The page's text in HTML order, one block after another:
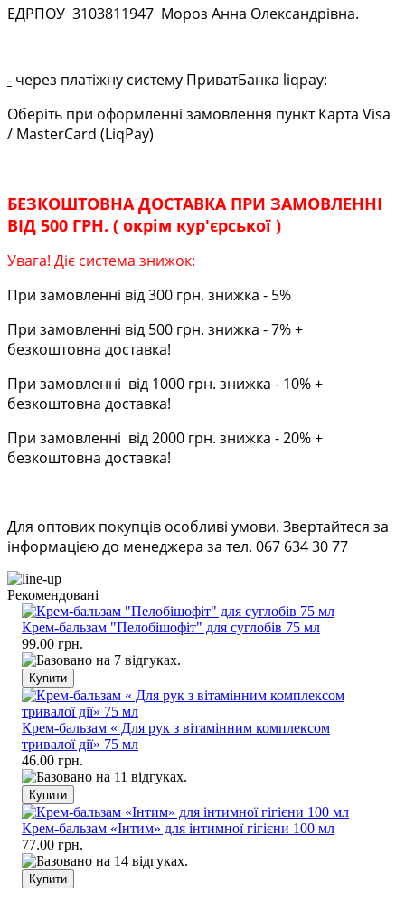
ЕДРПОУ 3103811947 Мороз Анна Олександрівна.
- через платіжну систему ПриватБанка liqpay:
Оберіть при оформленні замовлення пункт Карта Visa
/ MasterCard (LiqPay)
БЕЗКОШТОВНА ДОСТАВКА ПРИ ЗАМОВЛЕННІ
ВІД 500 ГРН. ( окрім кур'єрської )
Увага! Діє система знижок:
При замовленні від 300 грн. знижка - 5%
При замовленні від 500 грн. знижка - 7% +
безкоштовна доставка!
При замовленні від 1000 грн. знижка - 10% +
безкоштовна доставка!
При замовленні від 2000 грн. знижка - 20% +
безкоштовна доставка!
Для оптових покупців особливі умови. Звертайтеся за
інформацією до менеджера за тел. 067 634 30 77
Рекомендовані
Крем-бальзам "Пелобішофіт" для суглобів 75 мл
99.00 грн.
Крем-бальзам « Для рук з вітамінним комплексом
тривалої дії» 75 мл
46.00 грн.
Крем-бальзам «Інтим» для інтимної гігієни 100 мл
77.00 грн.